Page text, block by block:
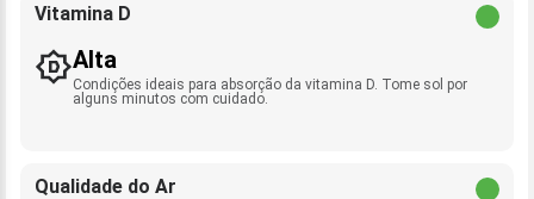
Vitamina D
Alta
Condições ideais para absorção da vitamina D. Tome sol por
alguns minutos com cuidado.
Qualidade do Ar